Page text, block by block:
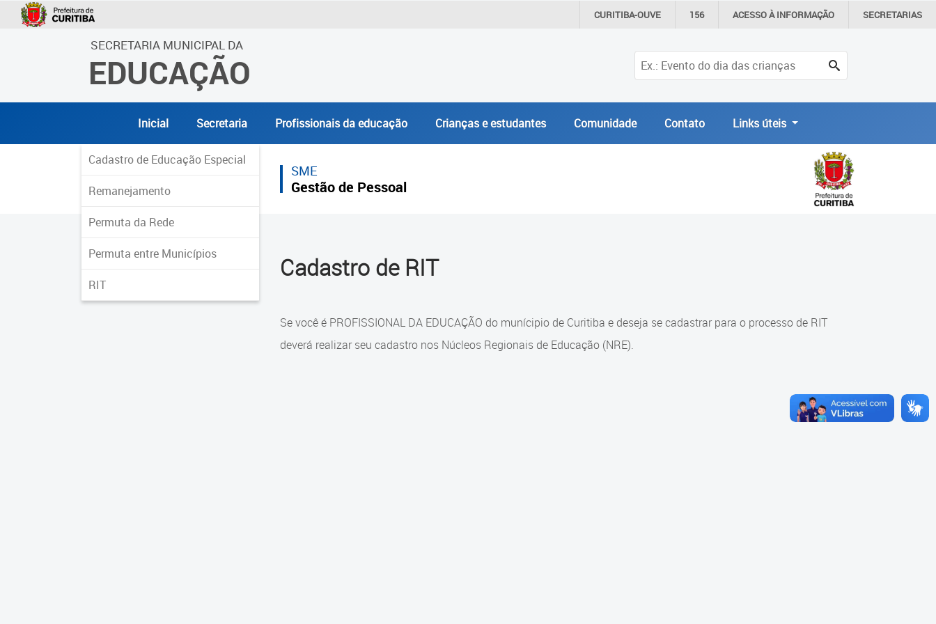
CURITIBA-OUVE 156 ACESSO ÀINFORMAÇÃO SECRETARIAS
SECRETARIA MUNICIPAL DA
EDUCAÇÃO
Inicial Secretaria Profissionais da educação Crianças e estudantes Comunidade Contato Links úteis
Cadastro de Educação Especial
Remanejamento
Permuta da Rede
Permuta entre Municípios
RIT
SME
Gestão de Pessoal
Cadastro de RIT
Se você é PROFISSIONAL DA EDUCAÇÃO do munícipio de Curitiba e deseja se cadastrar para o processo de RIT
deverá realizar seu cadastro nos Núcleos Regionais de Educação (NRE).